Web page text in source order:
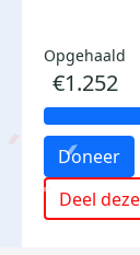
Opgehaald
€1.252
Doneer
Deel